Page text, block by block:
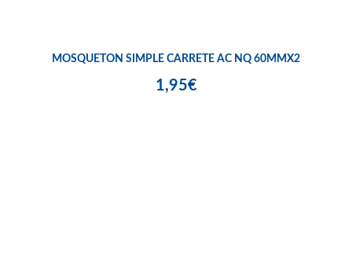
MOSQUETON SIMPLE CARRETE AC NQ 60MMX2
1,95€